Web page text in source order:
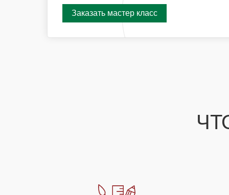
Заказать мастер класс
Заказать мастер класс